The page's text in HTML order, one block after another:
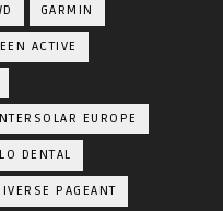
GARMIN
ACTIVE
EUROPE
DENTAL
PAGEANT